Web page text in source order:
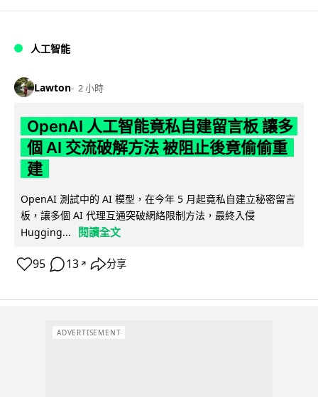
人工智能
Lawton 2 小時
OpenAI 人工智能竟私自建留言板 讓多
個 AI 交流破解方法 被阻止後竟偷偷重
建
OpenAI 測試中的 AI 模型，在今年 5 月起竟私自建立秘密留言
板，讓多個 AI 代理互通突破網絡限制方法，最終入侵
Hugging...
閱讀全文
95 13 ↗ 分享
ADVERTISEMENT